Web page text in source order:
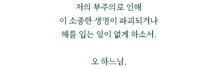
저의 부주의로 인해
이 소중한 생명이 파괴되거나
해를 입는 일이 없게 하소서.
오 하느님,